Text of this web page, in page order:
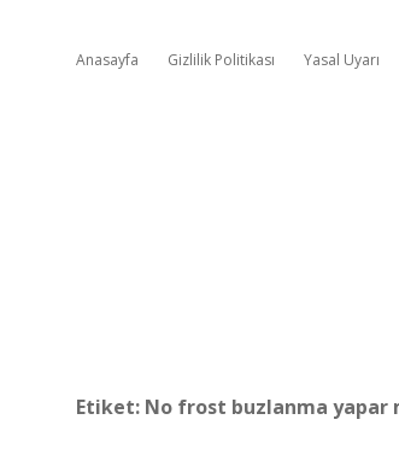
Anasayfa Gizlilik Politikası Yasal Uyarı
Etiket: No frost buzlanma yapar